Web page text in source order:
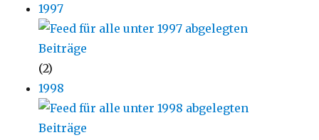
1997
(2)
1998